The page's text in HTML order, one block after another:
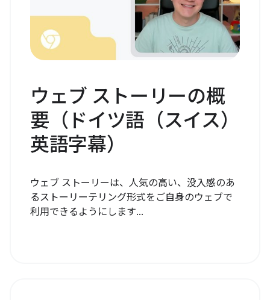
ウェブ ストーリーの概
要（ドイツ語（スイス）
英語字幕）
ウェブ ストーリーは、人気の高い、没入感のあ
るストーリーテリング形式をご自身のウェブで
利用できるようにします...